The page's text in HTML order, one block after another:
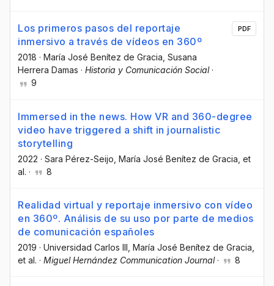
Los primeros pasos del reportaje
inmersivo a través de vídeos en 360º
2018 · María José Benítez de Gracia , Susana
Herrera Damas · Historia y Comunicación Social·
9
PDF
Immersed in the news. How VR and 360-degree
video have triggered a shift in journalistic
storytelling
2022 · Sara Pérez-Seijo , María José Benítez de Gracia , et
al. · 8
Realidad virtual y reportaje inmersivo con vídeo
en 360º. Análisis de su uso por parte de medios
de comunicación españoles
2019 · Universidad Carlos III , María José Benítez de Gracia
et al. · Miguel Hernández Communication Journal· 8